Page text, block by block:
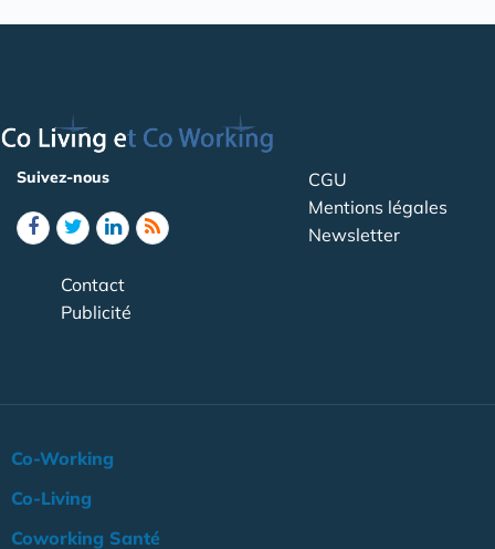
Suivez-nous
CGU
Mentions légales
Newsletter
Contact
Publicité
Co-Working
Co-Living
Coworking Santé